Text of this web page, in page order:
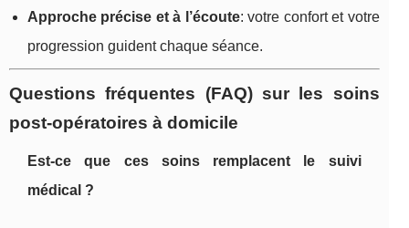
Approche précise et à l’écoute: votre confort et votre
progression guident chaque séance.
Questions fréquentes (FAQ) sur les soins
post-opératoires à domicile
Est-ce que ces soins remplacent le suivi
médical ?